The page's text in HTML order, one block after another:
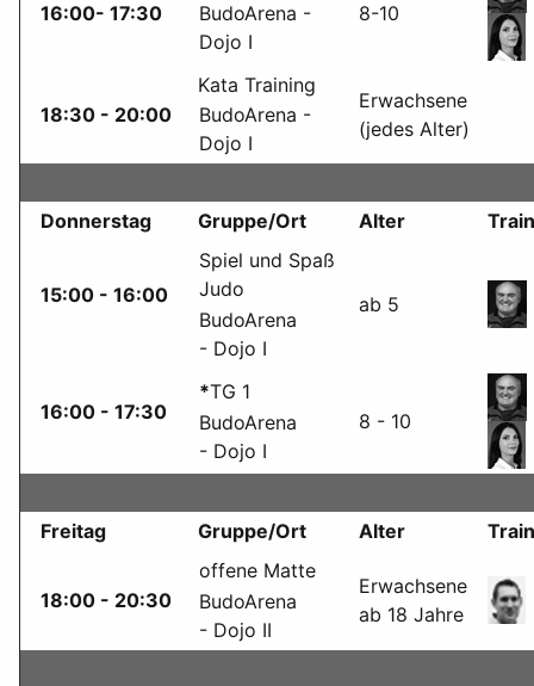
16:00- 17:30
BudoArena -
Dojo I
8-10
18:30 - 20:00
Kata Training
BudoArena -
Dojo I
Erwachsene
(jedes Alter)
Donnerstag Gruppe/Ort Alter
15:00 - 16:00
Spiel und Spaß
Judo
BudoArena
- Dojo I
ab 5
16:00 - 17:30
*TG 1
BudoArena
- Dojo I
8 - 10
Freitag Gruppe/Ort Alter
18:00 - 20:30
offene Matte
BudoArena
- Dojo II
Erwachsene
ab 18 Jahre